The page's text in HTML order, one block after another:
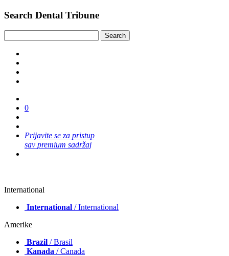
Search Dental Tribune
0
Prijavite se za pristup
sav premium sadržaj
International
International / International
Amerike
Brazil / Brasil
Kanada / Canada